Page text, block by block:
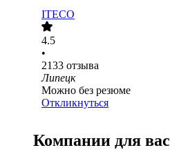
ITECO
4.5
•
2133 отзыва
Липецк
Можно без резюме
Откликнуться
Компании для вас